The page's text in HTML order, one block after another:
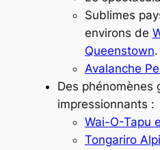
Sublimes
environs de
Queenstown.
Avalanche
Des phénomènes
impressionnants :
Wai-O-Tapu
Tongariro